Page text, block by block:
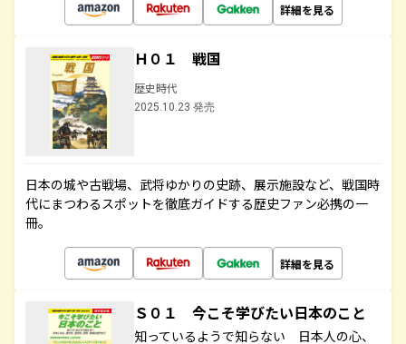
詳細を見る
Ｈ０１ 戦国
歴史時代
2025.10.23 発売
日本の城や古戦場、武将ゆかりの史跡、展示施設など、戦国時
代にまつわるスポットを徹底ガイドする歴史ファン必携の一
冊。
詳細を見る
Ｓ０１ 今こそ学びたい日本のこと
知っているようで知らない 日本人の心、